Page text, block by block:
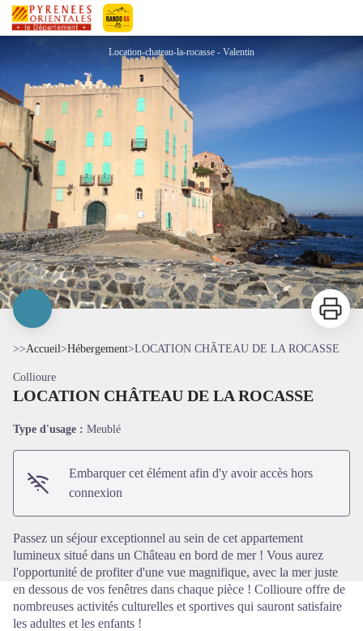
Pyrénées-Orientales Le Département
LOCATION CHÂTEAU DE LA ROCASSE
Location-chateau-la-rocasse - Valentin
Voir l'image en plein écran
Imprimer
>>Accueil>Hébergement>LOCATION CHÂTEAU DE LA ROCASSE
Collioure
LOCATION CHÂTEAU DE LA ROCASSE
Type d'usage : Meublé
Embarquer cet élément afin d'y avoir accès hors
connexion
Passez un séjour exceptionnel au sein de cet appartement
lumineux situé dans un Château en bord de mer ! Vous aurez
l'opportunité de profiter d'une vue magnifique, avec la mer juste
en dessous de vos fenêtres dans chaque pièce ! Collioure offre de
nombreuses activités culturelles et sportives qui sauront satisfaire
les adultes et les enfants !